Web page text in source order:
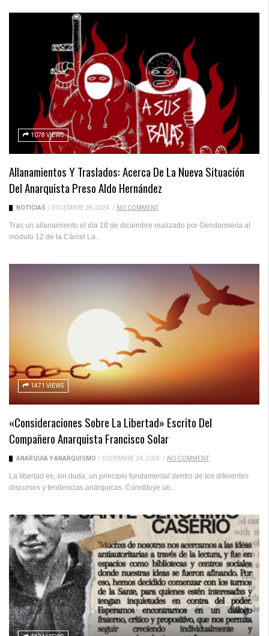
1078 VIEWS
Allanamientos Y Traslados: Acerca De La Nueva Situación
Del Anarquista Preso Aldo Hernández
NOTICIAS / DICIEMBRE 28, 2024 / NO COMMENT
Tras un allanamiento el día 18 de diciembre realizado por Gendarmería al
módulo 12 de la Cárcel La...
1471 VIEWS
«Consideraciones Sobre La Libertad» Escrito Del
Compañero Anarquista Francisco Solar
ANARQUÍA Y ANARQUISMO / DICIEMBRE 24, 2024 / NO COMMENT
La libertad es, sin duda, un principio fundamental dentro de los diferentes
discursos y tendencias anárquicas. Constituye un...